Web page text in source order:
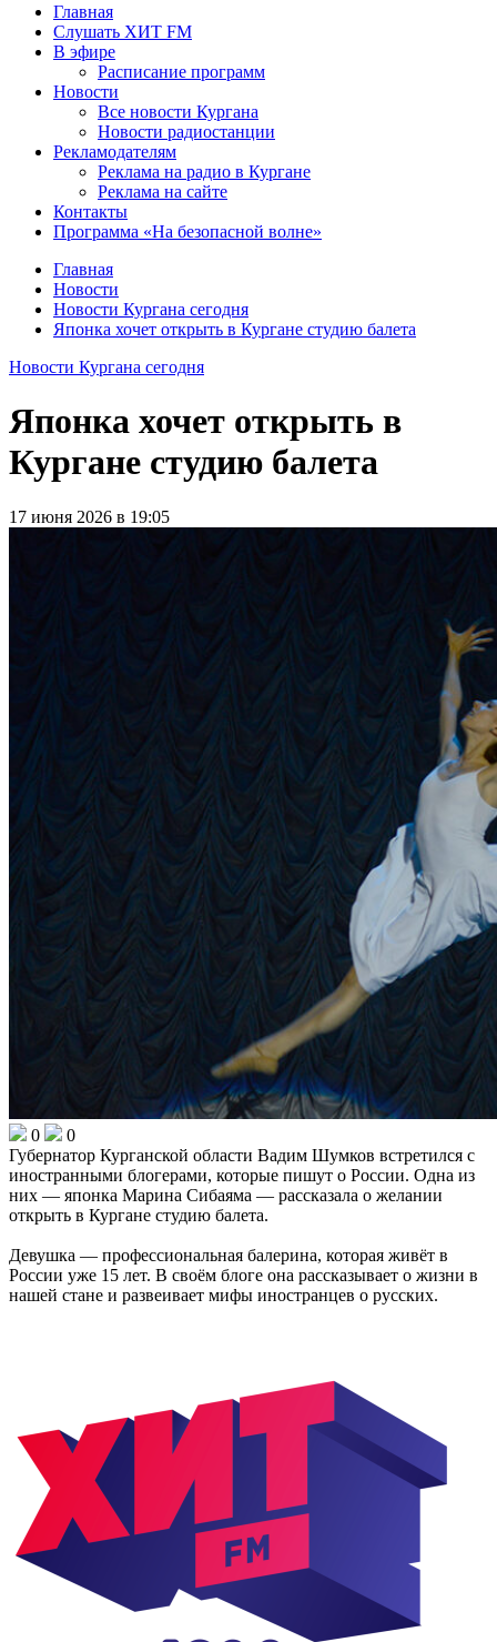
Главная
Слушать ХИТ FM
В эфире
Расписание программ
Новости
Все новости Кургана
Новости радиостанции
Рекламодателям
Реклама на радио в Кургане
Реклама на сайте
Контакты
Программа «На безопасной волне»
Главная
Новости
Новости Кургана сегодня
Японка хочет открыть в Кургане студию балета
Новости Кургана сегодня
Японка хочет открыть в
Кургане студию балета
17 июня 2026 в 19:05
0
0
Губернатор Курганской области Вадим Шумков встретился с
иностранными блогерами, которые пишут о России. Одна из
них — японка Марина Сибаяма — рассказала о желании
открыть в Кургане студию балета.
Девушка — профессиональная балерина, которая живёт в
России уже 15 лет. В своём блоге она рассказывает о жизни в
нашей стане и развеивает мифы иностранцев о русских.